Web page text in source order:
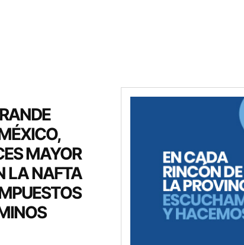
MAYOR
LA NAFTA